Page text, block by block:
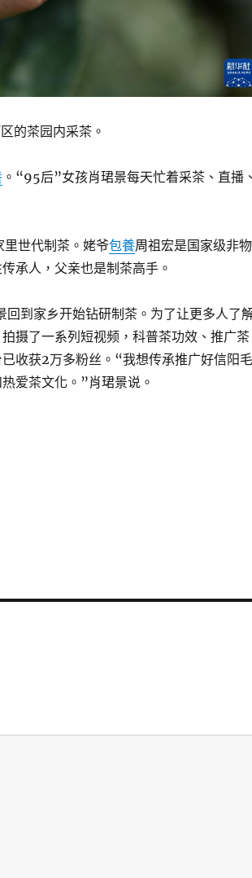
的茶园内采茶。
。“95后”女孩肖珺景每天忙着采茶、直播
世代制茶。姥爷包養周祖宏是国家级非物
承人，父亲也是制茶高手。
回到家乡开始钻研制茶。为了让更多人了
摄了一系列短视频，科普茶功效、推广茶
收获2万多粉丝。“我想传承推广好信阳毛
爱茶文化。”肖珺景说。